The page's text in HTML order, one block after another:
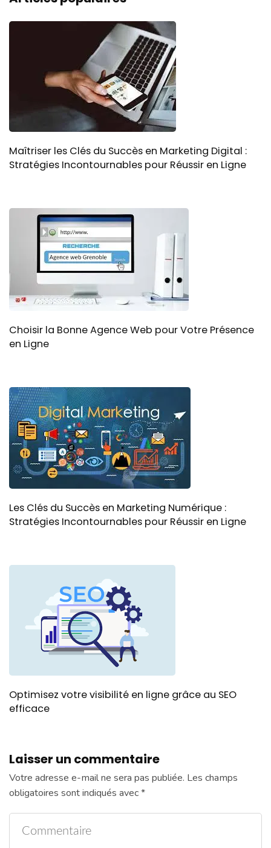
Maîtriser les Clés du Succès en Marketing Digital :
Stratégies Incontournables pour Réussir en Ligne
Choisir la Bonne Agence Web pour Votre Présence
en Ligne
Les Clés du Succès en Marketing Numérique :
Stratégies Incontournables pour Réussir en Ligne
Optimisez votre visibilité en ligne grâce au SEO
efficace
Laisser un commentaire
Votre adresse e-mail ne sera pas publiée. Les champs
obligatoires sont indiqués avec*